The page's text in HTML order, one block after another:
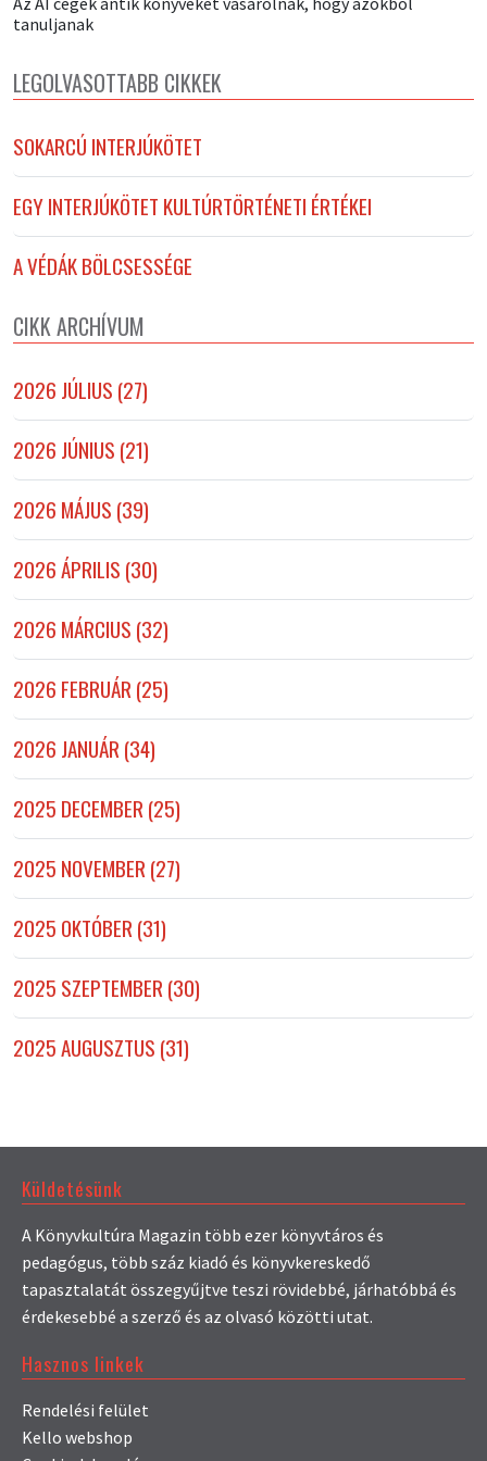
tanuljanak
LEGOLVASOTTABB CIKKEK
SOKARCÚ INTERJÚKÖTET
EGY INTERJÚKÖTET KULTÚRTÖRTÉNETI ÉRTÉKEI
A VÉDÁK BÖLCSESSÉGE
CIKK ARCHÍVUM
2026 JÚLIUS (27)
2026 JÚNIUS (21)
2026 MÁJUS (39)
2026 ÁPRILIS (30)
2026 MÁRCIUS (32)
2026 FEBRUÁR (25)
2026 JANUÁR (34)
2025 DECEMBER (25)
2025 NOVEMBER (27)
2025 OKTÓBER (31)
2025 SZEPTEMBER (30)
2025 AUGUSZTUS (31)
Küldetésünk
A Könyvkultúra Magazin több ezer könyvtáros és
pedagógus, több száz kiadó és könyvkereskedő
tapasztalatát összegyűjtve teszi rövidebbé, járhatóbbá és
érdekesebbé a szerző és az olvasó közötti utat.
Hasznos linkek
Rendelési felület
Kello webshop